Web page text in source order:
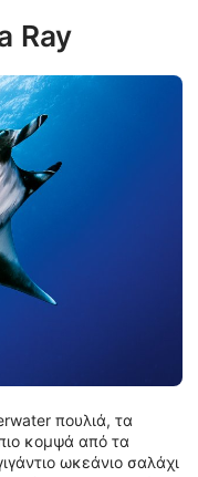
Ray
πουλιά, τα
κομψά από τα
ωκεάνιο σαλάχι